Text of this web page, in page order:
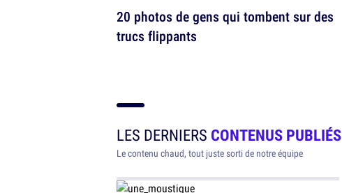
20 photos de gens qui tombent sur des
trucs flippants
LES DERNIERS CONTENUS PUBLIÉS
Le contenu chaud, tout juste sorti de notre équipe